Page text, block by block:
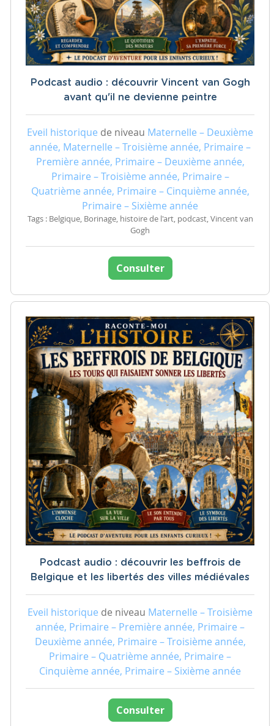
Podcast audio : découvrir Vincent van Gogh
avant qu'il ne devienne peintre
Eveil historique de niveau Maternelle – Deuxième
année, Maternelle – Troisième année, Primaire –
Première année, Primaire – Deuxième année,
Primaire – Troisième année, Primaire –
Quatrième année, Primaire – Cinquième année,
Primaire – Sixième année
Tags : Belgique, Borinage, histoire de l'art, podcast, Vincent van
Gogh
Consulter
Podcast audio : découvrir les beffrois de
Belgique et les libertés des villes médiévales
Eveil historique de niveau Maternelle – Troisième
année, Primaire – Première année, Primaire –
Deuxième année, Primaire – Troisième année,
Primaire – Quatrième année, Primaire –
Cinquième année, Primaire – Sixième année
Consulter